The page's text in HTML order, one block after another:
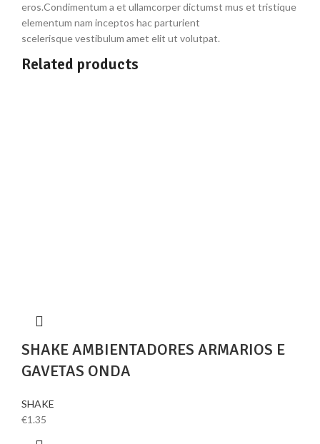
eros.Condimentum a et ullamcorper dictumst mus et tristique
elementum nam inceptos hac parturient
scelerisque vestibulum amet elit ut volutpat.
Related products
SHAKE AMBIENTADORES ARMARIOS E
GAVETAS ONDA
SHAKE
€1.35